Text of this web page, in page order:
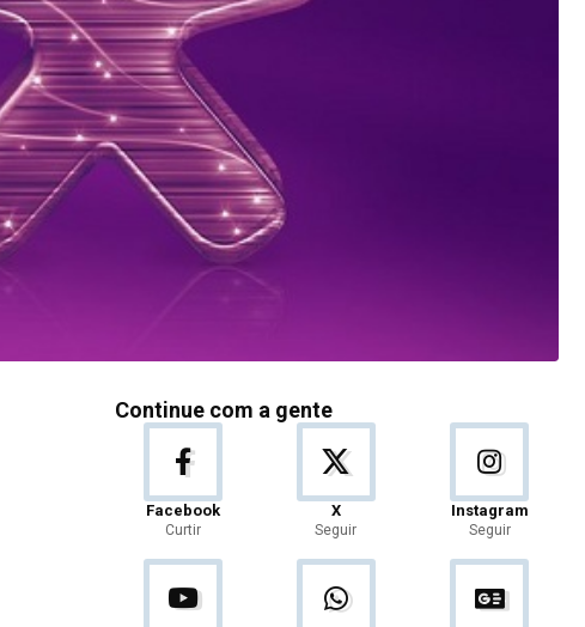
Continue com a gente
Facebook
Curtir
X
Seguir
Instagram
Seguir